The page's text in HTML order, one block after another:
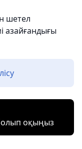
шетел
азайғандығы
оқыңыз